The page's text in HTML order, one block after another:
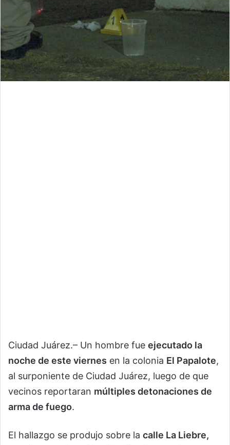
Ciudad Juárez.– Un hombre fue ejecutado la
noche de este viernes en la colonia El Papalote,
al surponiente de Ciudad Juárez, luego de que
vecinos reportaran múltiples detonaciones de
arma de fuego.
El hallazgo se produjo sobre la calle La Liebre,